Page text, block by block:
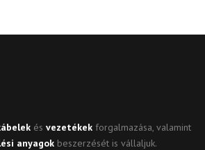
és vezetékek forgalmazása, valamint
anyagok beszerzését is vállaljuk.